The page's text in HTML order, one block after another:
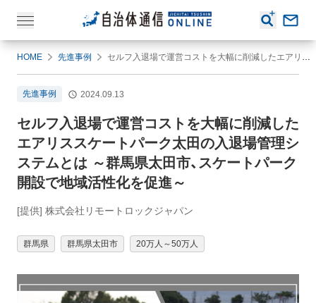
HOME 先進事例 セルフ入退場で運営コストを大幅に削減したエアリススケートパーク太田の入退場管理システムとは ～群馬県太田市、スケートパーク開設で地域活性化を促進～
先進事例 2024.09.13
セルフ入退場で運営コストを大幅に削減した
エアリススケートパーク太田の入退場管理シ
ステムとは ～群馬県太田市、スケートパーク
開設で地域活性化を促進～
[提供] 株式会社リモートロックジャパン
群馬県 群馬県太田市 20万人～50万人